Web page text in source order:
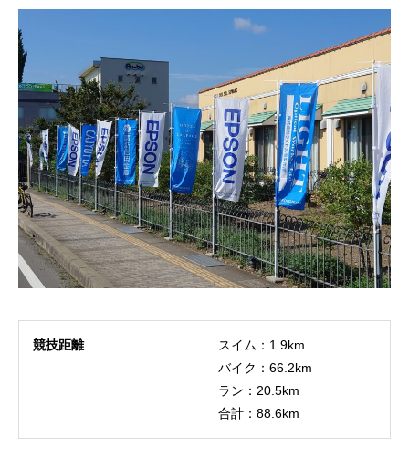
競技距離
スイム：1.9km
バイク：66.2km
ラン：20.5km
合計：88.6km